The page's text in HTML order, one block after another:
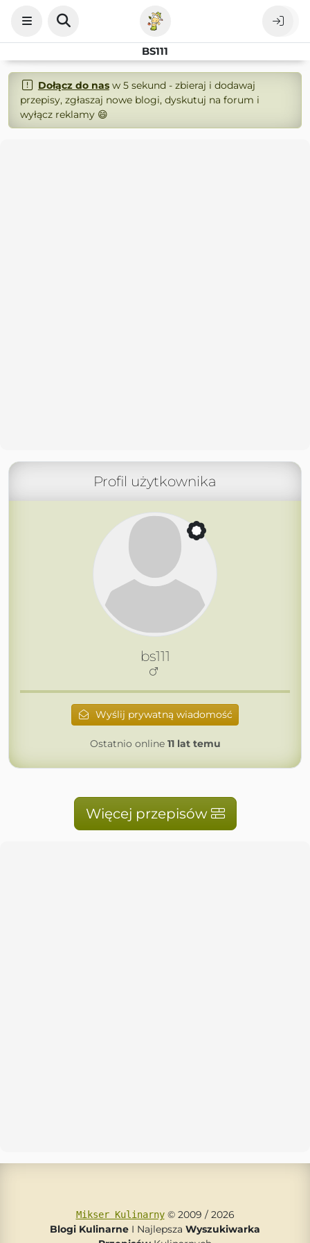
BS111
Dołącz do nasw 5 sekund - zbieraj i dodawaj
przepisy, zgłaszaj nowe blogi, dyskutuj na forum i
wyłącz reklamy 😄
Profil użytkownika
bs111
Wyślij prywatną wiadomość
Ostatnio online 11 lat temu
Więcej przepisów
Mikser Kulinarny© 2009 / 2026
Blogi Kulinarne I Najlepsza Wyszukiwarka